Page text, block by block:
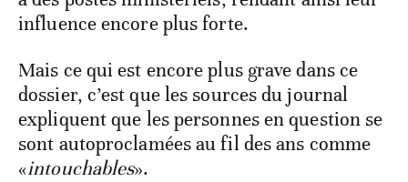
influence encore plus forte.
Mais ce qui est encore plus grave dans ce
dossier, c’est que les sources du journal
expliquent que les personnes en question se
sont autoproclamées au fil des ans comme
«intouchables».